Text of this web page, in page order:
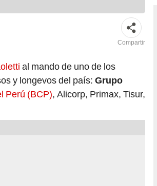
Compartir
al mando de uno de los
y longevos del país: Grupo
Perú (BCP), Alicorp, Primax, Tisur,